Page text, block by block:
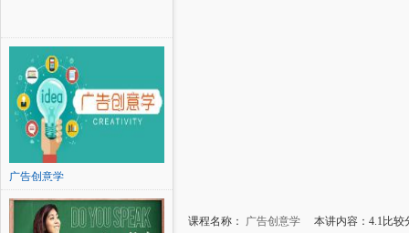
广告创意学
课程名称： 广告创意学 本讲内容：4.1比较